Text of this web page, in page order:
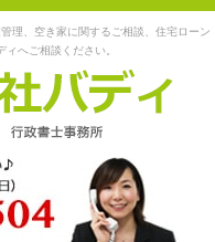
理、空き家に関するご相談、住宅ローン
へご相談ください。